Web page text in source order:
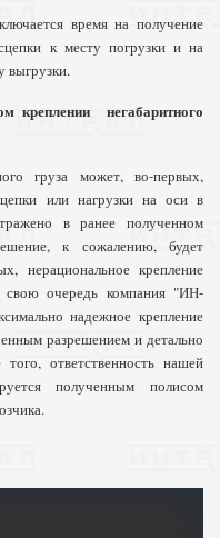
время на получение
к месту погрузки и на
выгрузки.
креплении негабаритного
груза может, во-первых,
или нагрузки на оси в
в ранее полученном
к сожалению, будет
нерациональное крепление
свою очередь компания "ИН-
надежное крепление
разрешением и детально
ответственность нашей
полученным полисом